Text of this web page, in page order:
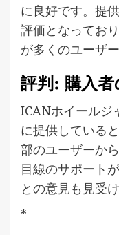
に良好です。提
評価となってお
が多くのユーザ
評判: 購入
ICANホイールジ
に提供している
部のユーザーか
目線のサポート
との意見も見受
*